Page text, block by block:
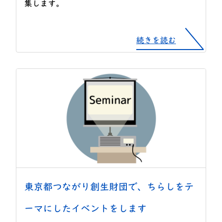
集します。
続きを読む
東京都つながり創生財団で、ちらしをテ
ーマにしたイベントをします